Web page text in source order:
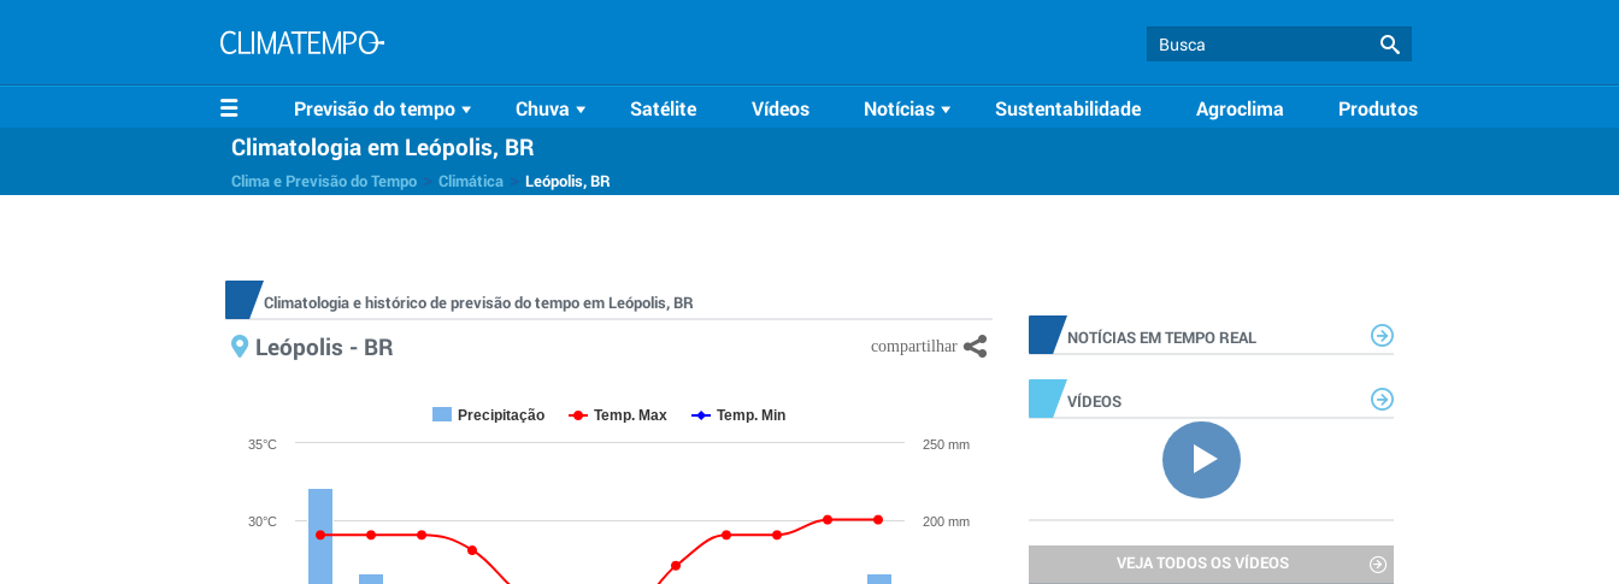
Previsão do tempo Chuva Satélite Vídeos Notícias Sustentabilidade Agroclima Produtos
Climatologia em Leópolis, BR
Clima e Previsão do Tempo Climática Leópolis, BR
Climatologia e histórico de previsão do tempo em Leópolis, BR
Leópolis - BR
Precipitação Temp. Max Temp. Min
30°C
35°C
200 mm
250 mm
NOTÍCIAS EM TEMPO REAL
VÍDEOS
VEJA TODOS OS VÍDEOS